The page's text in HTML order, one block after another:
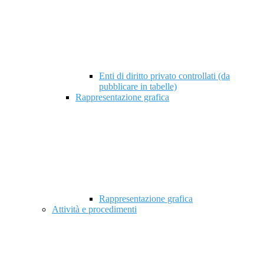
Enti di diritto privato controllati (da
pubblicare in tabelle)
Rappresentazione grafica
Rappresentazione grafica
Attività e procedimenti